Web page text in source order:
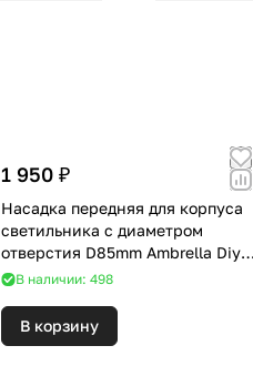
1 950 ₽
Насадка передняя для корпуса
светильника с диаметром
отверстия D85mm Ambrella Diy
Spot N8445
В наличии: 498
В корзину